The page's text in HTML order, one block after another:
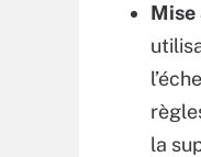
Mise
la